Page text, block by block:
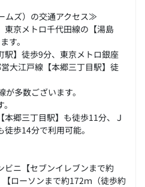
ムズ）の交通アクセス≫
東京メトロ千代田線の【湯島
す。
駅】徒歩9分、東京メトロ銀座
大江戸線【本郷三丁目駅】徒
多数ございます。
郷三丁目駅】も徒歩11分、Ｊ
歩14分で利用可能。
ビニ【セブンイレブンまで約
ローソンまで約172ｍ（徒歩約